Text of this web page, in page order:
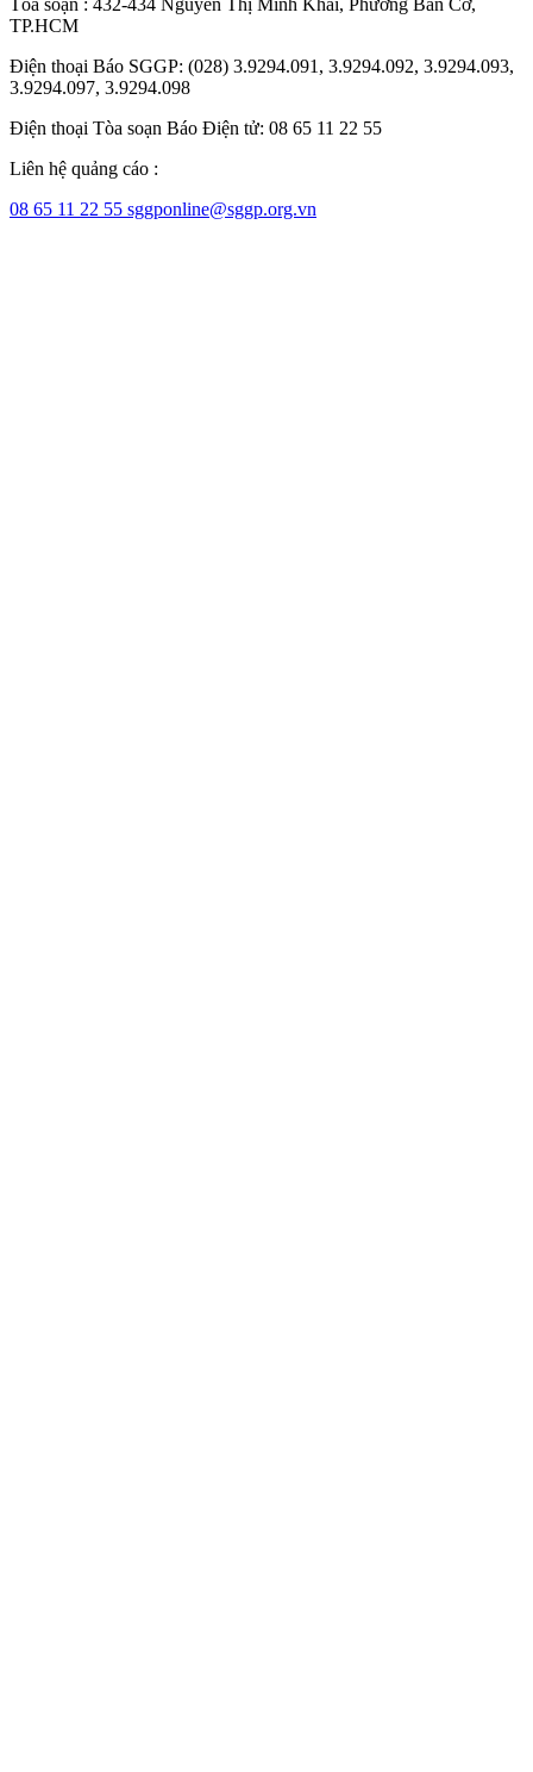
Tòa soạn : 432-434 Nguyễn Thị Minh Khai, Phường Bàn Cờ,
TP.HCM
Điện thoại Báo SGGP: (028) 3.9294.091, 3.9294.092, 3.9294.093,
3.9294.097, 3.9294.098
Điện thoại Tòa soạn Báo Điện tử: 08 65 11 22 55
Liên hệ quảng cáo :
08 65 11 22 55 sggponline@sggp.org.vn